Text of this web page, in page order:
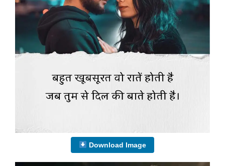
Download Image